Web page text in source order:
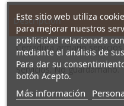
Descripción
Cerradura armario servicios
Servicios. No guardamano.
Este sitio web utiliza
para mejorar nuestros
publicidad relacionada
mediante el análisis de
Para dar su
botón Acepto.
Más información
sobre